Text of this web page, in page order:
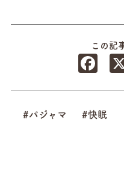
この記
#パジャマ #快眠